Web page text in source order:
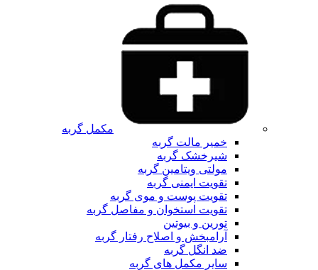
مکمل گربه
خمیر مالت گربه
شیرخشک گربه
مولتی ویتامین گربه
تقویت ایمنی گربه
تقویت پوست و موی گربه
تقویت استخوان و مفاصل گربه
تورین و بیوتین
آرامبخش و اصلاح رفتار گربه
ضد انگل گربه
سایر مکمل های گربه